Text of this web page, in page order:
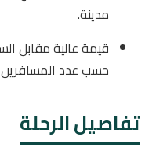
مدينة.
قيمة عالية مقابل
حسب عدد المسافرين
تفاصيل الرحلة